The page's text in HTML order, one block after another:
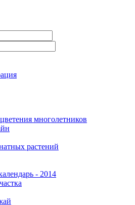
многолетников
растений
- 2014